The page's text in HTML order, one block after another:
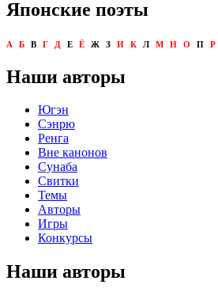
Японские поэты
А Б В Г Д Е Ё Ж З И К Л М Н О П Р
Наши авторы
Югэн
Сэнрю
Ренга
Вне канонов
Сунаба
Свитки
Темы
Авторы
Игры
Конкурсы
Наши авторы